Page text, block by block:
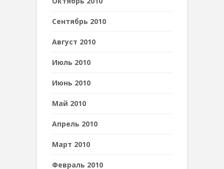
Сентябрь 2010
Август 2010
Июль 2010
Июнь 2010
Май 2010
Апрель 2010
Март 2010
Февраль 2010